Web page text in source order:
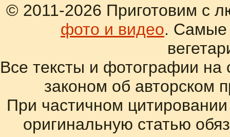
© 2011-2026 Приготовим с
фото и видео. Самые
Все тексты и фотографии
законом об авторском
При частичном
оригинальную статью